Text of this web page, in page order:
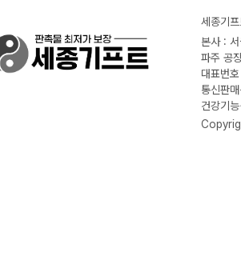
세종기
본사 :
파주 공
대표번
통신판
건강기